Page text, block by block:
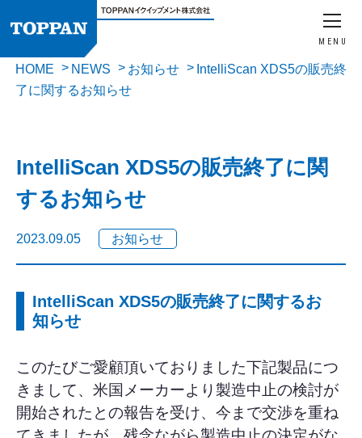
MENU
HOME NEWS お知らせ
IntelliScan XDS5の販売終
了に関するお知らせ
IntelliScan XDS5の販売終了に関
するお知らせ
2023.09.05 お知らせ
IntelliScan XDS5の販売終了に関するお
知らせ
このたびご愛顧頂いておりました下記製品につ
きまして、米国メーカーより製造中止の検討が
開始されたとの報告を受け、今まで交渉を重ね